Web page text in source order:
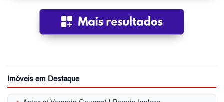
Imóveis em Destaque